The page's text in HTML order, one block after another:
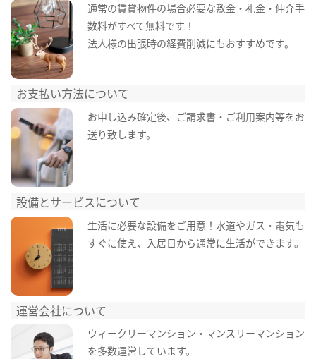
通常の賃貸物件の場合必要な敷金・礼金・仲介手
数料がすべて無料です！
法人様の出張時の経費削減にもおすすめです。
お支払い方法について
お申し込み確定後、ご請求書・ご利用案内等をお
送り致します。
設備とサービスについて
生活に必要な設備をご用意！水道やガス・電気も
すぐに使え、入居日から通常に生活ができます。
運営会社について
ウィークリーマンション・マンスリーマンション
を多数運営しています。